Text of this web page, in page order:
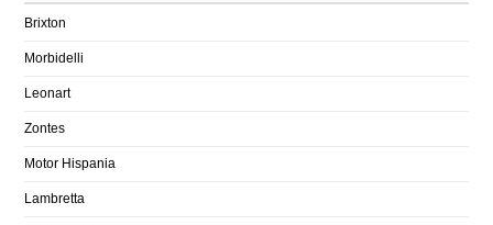
Brixton
Morbidelli
Leonart
Zontes
Motor Hispania
Lambretta